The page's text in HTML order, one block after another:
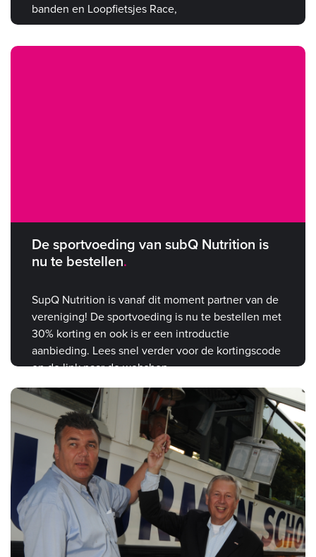
banden en Loopfietsjes Race,
De sportvoeding van subQ Nutrition is
nu te bestellen
SupQ Nutrition is vanaf dit moment partner van de
vereniging! De sportvoeding is nu te bestellen met
30% korting en ook is er een introductie
aanbieding. Lees snel verder voor de kortingscode
en de link naar de webshop.